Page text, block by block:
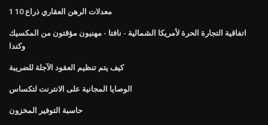
معدلات الرهن العقاري ذراع 10 1
اتفاقية التجارة الحرة لأمريكا الشمالية - نافتا - مهنيون مؤقتون من المكسيك
وكندا
كيف يتم تنظيم العقود الآجلة للضريبة
الوصايا المجانية على الانترنت لتكساس
حاسبة التوفير المخزون